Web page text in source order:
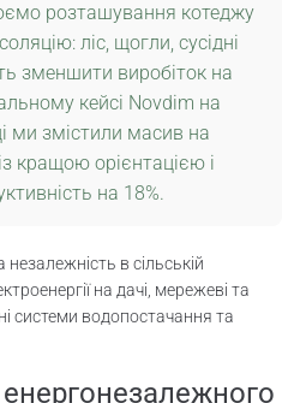
розташування котеджу
ліс, щогли, сусідні
зменшити виробіток на
кейсі Novdim на
ми змістили масив на
кращою орієнтацією і
на 18%.
незалежність в сільській
на дачі, мережеві та
системи водопостачання та